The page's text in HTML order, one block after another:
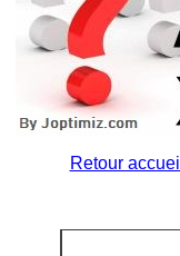
Retour accueil